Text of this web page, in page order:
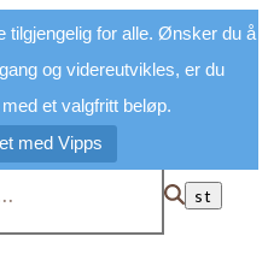
for alle. Ønsker du å
og videreutvikles, er du
et valgfritt beløp.
med Vipps